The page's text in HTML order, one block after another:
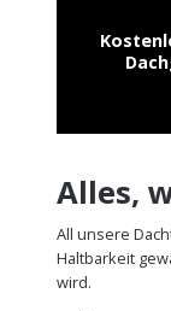
Alles,
All unsere
Haltbarkeit
wird.